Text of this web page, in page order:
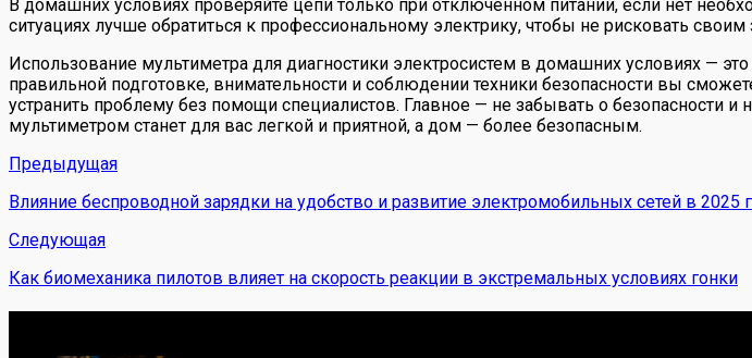
В домашних условиях проверяйте цепи только при отключенном питании, если нет
ситуациях лучше обратиться к профессиональному электрику, чтобы не рисковать
Использование мультиметра для диагностики электросистем в домашних условиях —
правильной подготовке, внимательности и соблюдении техники безопасности вы
устранить проблему без помощи специалистов. Главное — не забывать о безопасности и
мультиметром станет для вас легкой и приятной, а дом — более безопасным.
Предыдущая
Влияние беспроводной зарядки на удобство и развитие электромобильных сетей в 2025
Следующая
Как биомеханика пилотов влияет на скорость реакции в экстремальных условиях гонки